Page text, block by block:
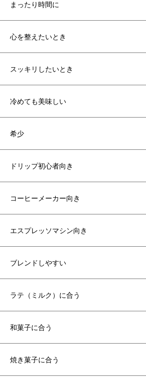
まったり時間に
心を整えたいとき
スッキリしたいとき
冷めても美味しい
希少
ドリップ初心者向き
コーヒーメーカー向き
エスプレッソマシン向き
ブレンドしやすい
ラテ（ミルク）に合う
和菓子に合う
焼き菓子に合う